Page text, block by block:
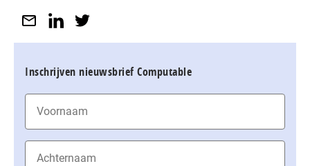
Inschrijven nieuwsbrief Computable